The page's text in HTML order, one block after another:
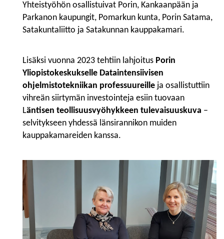
Yhteistyöhön osallistuivat Porin, Kankaanpään ja
Parkanon kaupungit, Pomarkun kunta, Porin Satama,
Satakuntaliitto ja Satakunnan kauppakamari.
Lisäksi vuonna 2023 tehtiin lahjoitus Porin
Yliopistokeskukselle Dataintensiivisen
ohjelmistotekniikan professuureille ja osallistuttiin
vihreän siirtymän investointeja esiin tuovaan
Läntisen teollisuusvyöhykkeen tulevaisuuskuva –
selvitykseen yhdessä länsirannikon muiden
kauppakamareiden kanssa.